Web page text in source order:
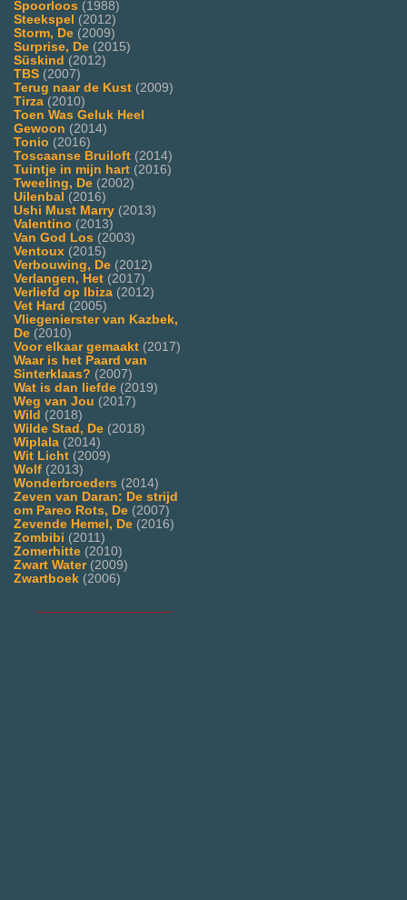
Spoorloos (1988)
Steekspel (2012)
Storm, De (2009)
Surprise, De (2015)
Süskind (2012)
TBS (2007)
Terug naar de Kust (2009)
Tirza (2010)
Toen Was Geluk Heel
Gewoon (2014)
Tonio (2016)
Toscaanse Bruiloft (2014)
Tuintje in mijn hart (2016)
Tweeling, De (2002)
Uilenbal (2016)
Ushi Must Marry (2013)
Valentino (2013)
Van God Los (2003)
Ventoux (2015)
Verbouwing, De (2012)
Verlangen, Het (2017)
Verliefd op Ibiza (2012)
Vet Hard (2005)
Vliegenierster van Kazbek,
De (2010)
Voor elkaar gemaakt (2017)
Waar is het Paard van
Sinterklaas? (2007)
Wat is dan liefde (2019)
Weg van Jou (2017)
Wild (2018)
Wilde Stad, De (2018)
Wiplala (2014)
Wit Licht (2009)
Wolf (2013)
Wonderbroeders (2014)
Zeven van Daran: De strijd
om Pareo Rots, De (2007)
Zevende Hemel, De (2016)
Zombibi (2011)
Zomerhitte (2010)
Zwart Water(2009)
Zwartboek (2006)